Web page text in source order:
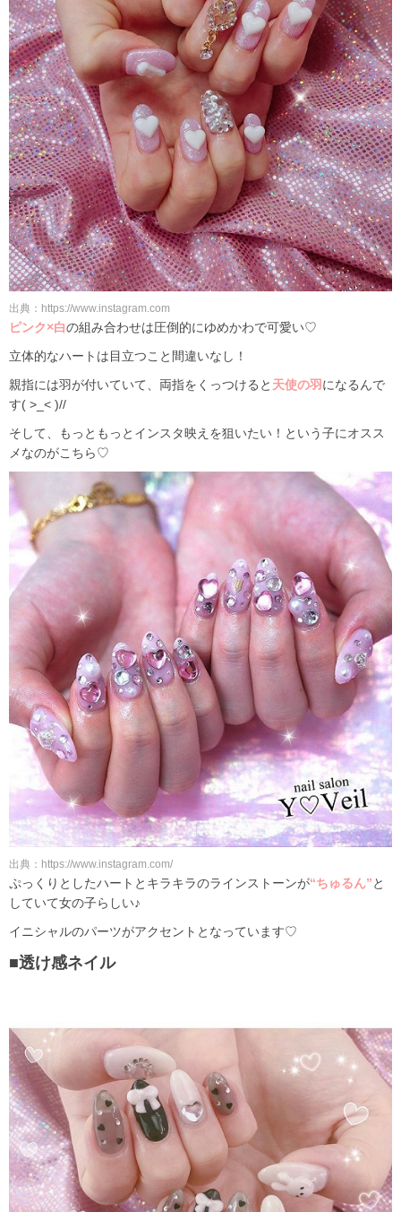
出典：https://www.instagram.com
ピンク×白の組み合わせは圧倒的にゆめかわで可愛い♡
立体的なハートは目立つこと間違いなし！
親指には羽が付いていて、両指をくっつけると 天使の羽になるんで
す( >_< )//
そして、もっともっとインスタ映えを狙いたい！という子にオスス
メなのがこちら♡
出典：https://www.instagram.com/
ぷっくりとしたハートとキラキラのラインストーンが“ちゅるん”と
していて女の子らしい♪
イニシャルのパーツがアクセントとなっています♡
■透け感ネイル